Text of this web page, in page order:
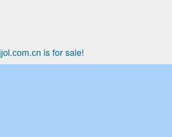
jjol.com.cn is for sale!